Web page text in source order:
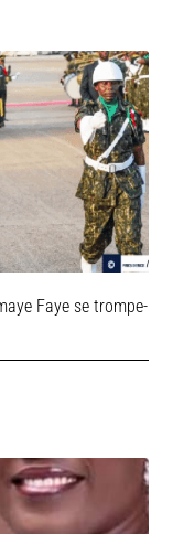
Faye se trompe-